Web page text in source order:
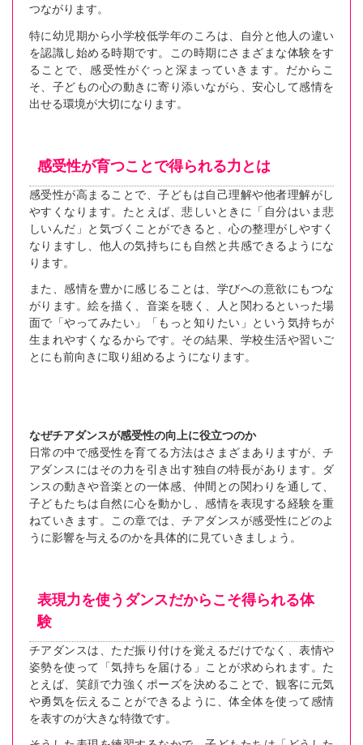
つながります。
特に幼児期から小学校低学年のころは、自分と他人の違い
を認識し始める時期です。この時期にさまざまな体験をす
ることで、感受性がぐっと深まっていきます。だからこ
そ、子どもの心の動きに寄り添いながら、安心して感情を
出せる環境が大切になります。
感受性が育つことで得られる力とは
感受性が高まることで、子どもは自己理解や他者理解がし
やすくなります。たとえば、悲しいときに「自分はいま悲
しいんだ」と気づくことができると、心の整理がしやすく
なりますし、他人の気持ちにも自然と共感できるようにな
ります。
また、感情を豊かに感じることは、学びへの意欲にもつな
がります。絵を描く、音楽を聴く、人と関わるといった場
面で「やってみたい」「もっと知りたい」という気持ちが
生まれやすくなるからです。その結果、学校生活や習いご
とにも前向きに取り組めるようになります。
なぜチアダンスが感受性の向上に役立つのか
日常の中で感受性を育てる方法はさまざまありますが、チ
アダンスにはその力を引き出す独自の特長があります。ダ
ンスの動きや音楽との一体感、仲間との関わりを通して、
子どもたちは自然に心を動かし、感情を表現する経験を重
ねていきます。この章では、チアダンスが感受性にどのよ
うに影響を与えるのかを具体的に見ていきましょう。
表現力を使うダンスだからこそ得られる体
験
チアダンスは、ただ振り付けを覚えるだけでなく、表情や
姿勢を使って「気持ちを届ける」ことが求められます。た
とえば、笑顔で力強くポーズを決めることで、観客に元気
や勇気を伝えることができるように、体全体を使って感情
を表すのが大きな特徴です。